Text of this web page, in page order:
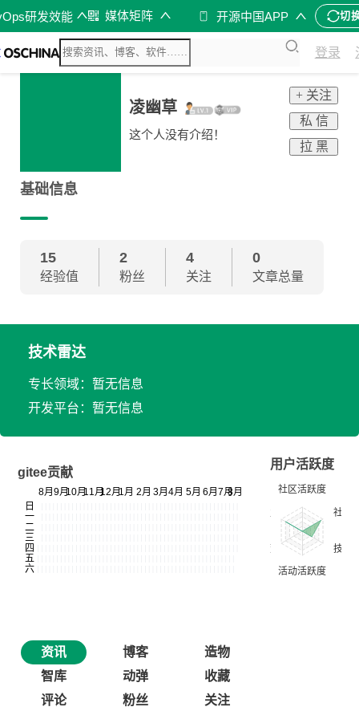
研发效能 媒体矩阵 开源中国APP 切
登录
凌幽草
这个人没有介绍！
+ 关注
私 信
拉 黑
基础信息
15
经验值
2
粉丝
4
关注
0
文章总量
技术雷达
专长领域：暂无信息
开发平台：暂无信息
gitee贡献
用户活跃度
资讯 博客
造物
智库
动弹
收藏
评论
粉丝 关注